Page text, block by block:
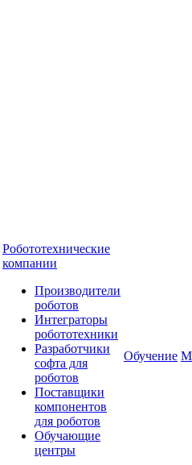
Робототехнические
компании
Производители
роботов
Интеграторы
робототехники
Разработчики
софта для
роботов
Поставщики
компонентов
для роботов
Обучающие
центры
Обучение